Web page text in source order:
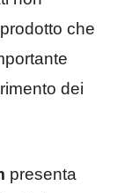
che
dei
presenta